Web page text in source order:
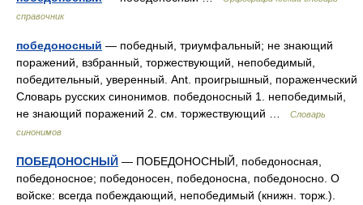
справочник
победоносный — победный, триумфальный; не знающий
поражений, взбранный, торжествующий, непобедимый,
победительный, уверенный. Ant. проигрышный, пораженческий
Словарь русских синонимов. победоносный 1. непобедимый,
не знающий поражений 2. см. торжествующий …
Словарь
синонимов
ПОБЕДОНОСНЫЙ — ПОБЕДОНОСНЫЙ, победоносная,
победоносное; победоносен, победоносна, победоносно. О
войске: всегда побеждающий, непобедимый (книжн. торж.).